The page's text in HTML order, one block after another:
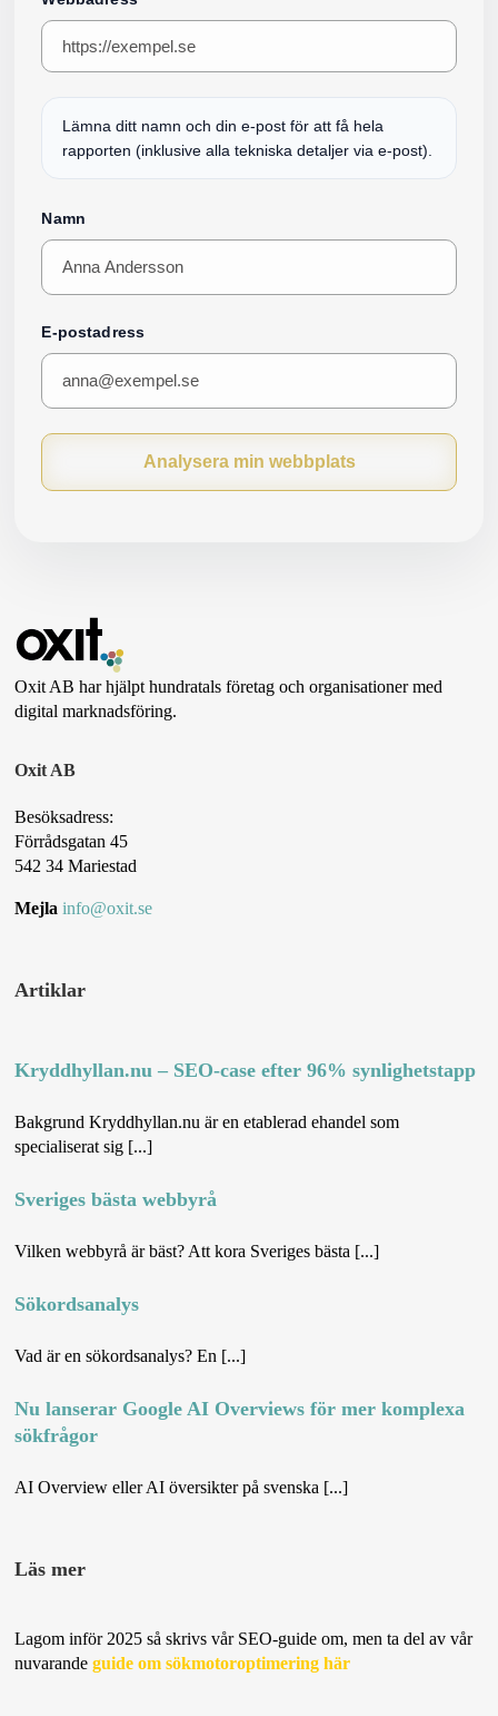
Lämna ditt namn och din e-post för att få hela
rapporten (inklusive alla tekniska detaljer via e-post).
Namn
E-postadress
Analysera min webbplats
Oxit AB har hjälpt hundratals företag och organisationer med
digital marknadsföring.
Oxit AB
Besöksadress:
Förrådsgatan 45
542 34 Mariestad
Mejla info@oxit.se
Artiklar
Kryddhyllan.nu – SEO-case efter 96% synlighetstapp
Bakgrund Kryddhyllan.nu är en etablerad ehandel som
specialiserat sig [...]
Sveriges bästa webbyrå
Vilken webbyrå är bäst? Att kora Sveriges bästa [...]
Sökordsanalys
Vad är en sökordsanalys? En [...]
Nu lanserar Google AI Overviews för mer komplexa
sökfrågor
AI Overview eller AI översikter på svenska [...]
Läs mer
Erbjudande
Lagom inför 2025 så skrivs vår SEO-guide om, men ta del av vår
nuvarandeguide om sökmotoroptimering här